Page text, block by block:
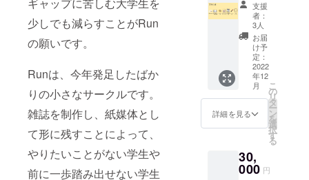
ギャップに苦しむ大学生を
少しでも減らすことがRun
の願いです。
Runは、今年発足したばか
りの小さなサークルです。
雑誌を制作し、紙媒体とし
て形に残すことによって、
やりたいことがない学生や
前に一歩踏み出せない学生
んよう
ご協力
お願い
致しま
す。 ※
ご連絡
の付き
やすい
メール
スのご
記入を
す。
なりま
す。 ※
支援
時、必
ず備考
欄に掲
載を希
望され
るお名
前をご
記入く
ン品選
択画面
入いた
だく内
容が異
なりま
す。 ※
支援
時、必
ず備考
欄に掲
載を希
記入く
ださ
（手書
き）送
付 ・
Runオ
リジナ
ルクリ
アファ
イル ・
Runオ
リジナ
ルボー
ルペン
オリジ
ナルス
テッ
支援
者：
3人
お届
け予
定：
2022
年12
月
詳細を見る
こ
の
リ
タ
ー
ン
を
選
択
す
る
30,
000 円